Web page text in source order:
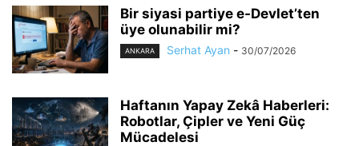
Bir siyasi partiye e-Devlet’ten
üye olunabilir mi?
ANKARA Serhat Ayan - 30/07/2026
Haftanın Yapay Zekâ Haberleri:
Robotlar, Çipler ve Yeni Güç
Mücadelesi